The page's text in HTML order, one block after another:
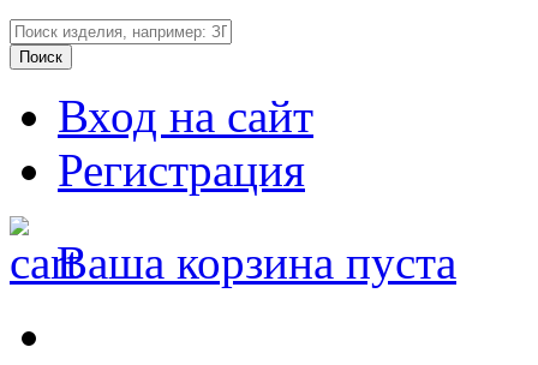
Вход на сайт
Регистрация
Ваша корзина пуста